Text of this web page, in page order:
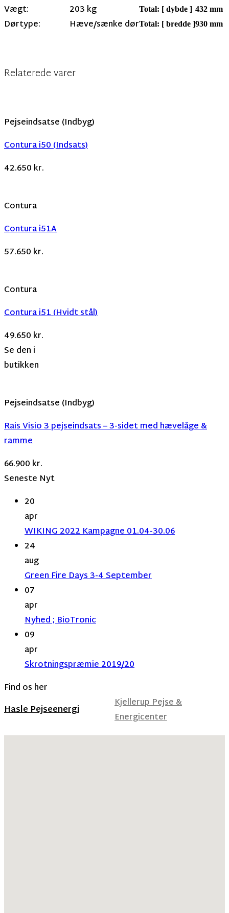
Vægt:
203 kg Total: [ dybde ] 432 mm
Dørtype: Hæve/sænke dørTotal: [ bredde ]930 mm
Relaterede varer
Pejseindsatse (Indbyg)
Contura i50 (Indsats)
42.650 kr.
Contura
Contura i51A
57.650 kr.
Contura
Contura i51 (Hvidt stål)
49.650 kr.
Se den i
butikken
Pejseindsatse (Indbyg)
Rais Visio 3 pejseindsats – 3-sidet med hævelåge &
ramme
66.900 kr.
Seneste Nyt
20
apr
WIKING 2022 Kampagne 01.04-30.06
24
aug
Green Fire Days 3-4 September
07
apr
Nyhed ; BioTronic
09
apr
Skrotningspræmie 2019/20
Find os her
Hasle Pejseenergi
Kjellerup Pejse &
Energicenter